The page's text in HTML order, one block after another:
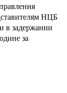
НЦБ
задержании
за